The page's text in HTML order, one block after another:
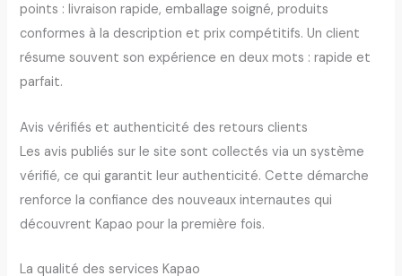
points : livraison rapide, emballage soigné, produits
conformes à la description et prix compétitifs. Un client
résume souvent son expérience en deux mots : rapide et
parfait.
Avis vérifiés et authenticité des retours clients
Les avis publiés sur le site sont collectés via un système
vérifié, ce qui garantit leur authenticité. Cette démarche
renforce la confiance des nouveaux internautes qui
découvrent Kapao pour la première fois.
La qualité des services Kapao